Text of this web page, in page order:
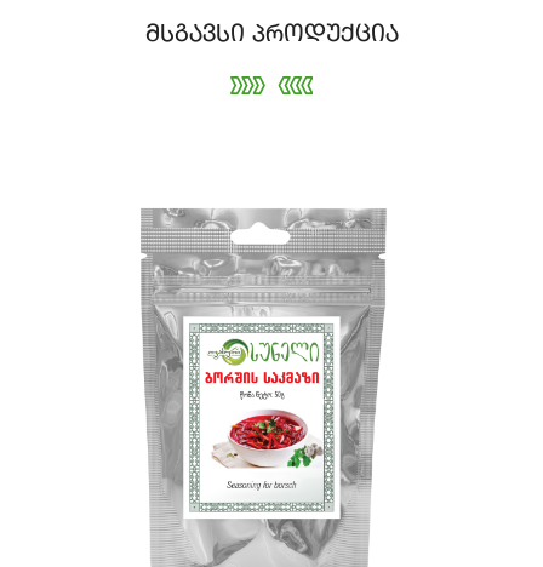
მსგავსი პროდუქცია